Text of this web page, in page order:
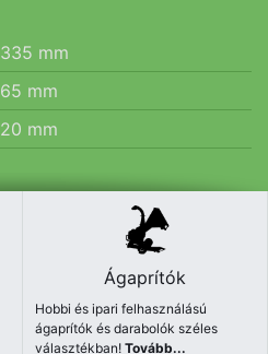
335 mm
65 mm
20 mm
Ágaprítók
Hobbi és ipari felhasználású
ágaprítók és darabolók széles
választékban!Tovább...